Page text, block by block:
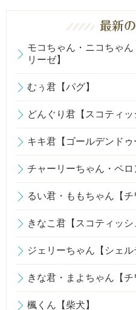
モコちゃん・ニコちゃ
リーゼ】
むぅ君【パグ】
どんぐり君【スコティッ
キキ君【ゴールデンドゥ
チャーリーちゃん・ペロ
るい君・ももちゃん【チ
きなこ君【スコティッシ
ジェリーちゃん【シェル
きな君・まよちゃん【チ
楓くん【柴犬】